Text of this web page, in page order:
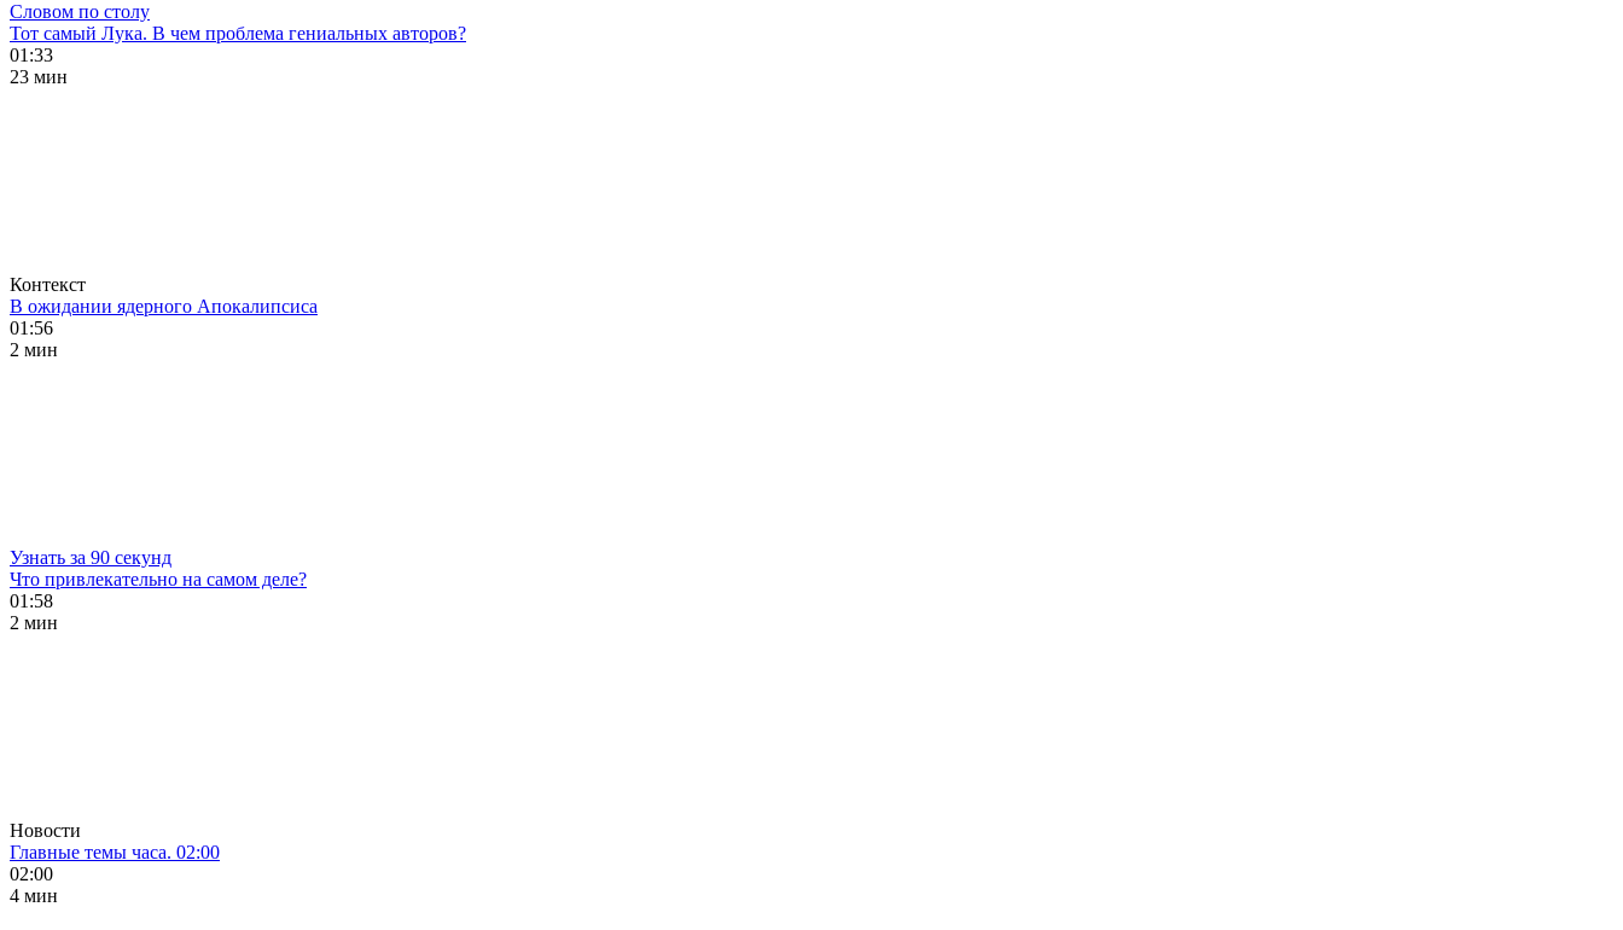
Словом по столу
Тот самый Лука. В чем проблема гениальных авторов?
01:33
23 мин
Контекст
В ожидании ядерного Апокалипсиса
01:56
2 мин
Узнать за 90 секунд
Что привлекательно на самом деле?
01:58
2 мин
Новости
Главные темы часа. 02:00
02:00
4 мин